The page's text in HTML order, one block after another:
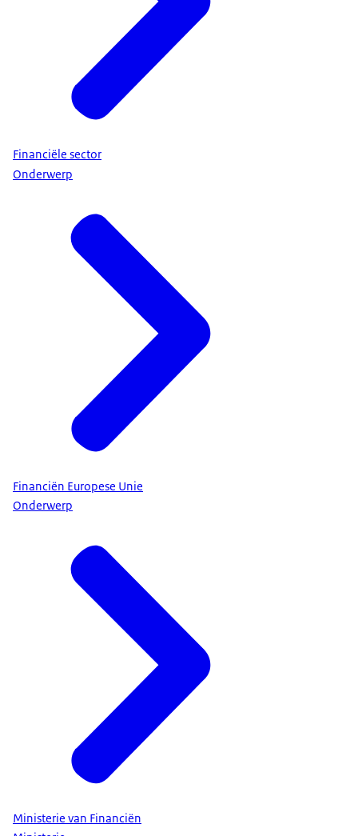
Financiële sector
Onderwerp
Financiën Europese Unie
Onderwerp
Ministerie van Financiën